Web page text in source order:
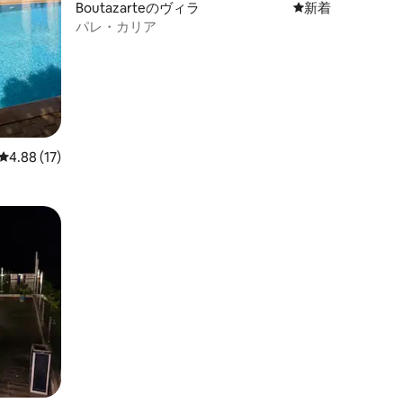
ビュー17件、5つ星中4.88つ星の平均評価
4.88 (17)
Boutazarteのヴィラ 新しい宿泊先
新着
パレ・カリア